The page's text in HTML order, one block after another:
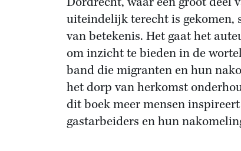
uiteindelijk terecht is gekomen,
van betekenis. Het gaat het
om inzicht te bieden in de
band die migranten en hun
het dorp van herkomst
dit boek meer mensen
gastarbeiders en hun